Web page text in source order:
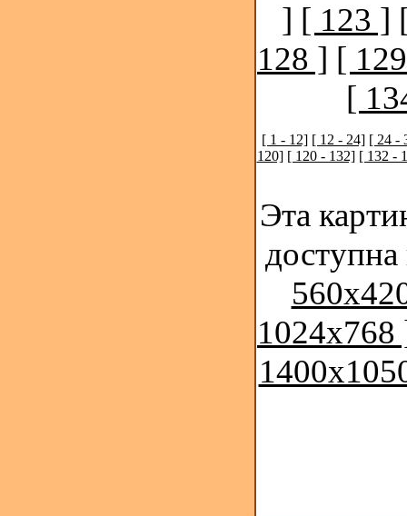
] [ 123 ]
128 ] [
[
[ 1 - 12] [ 12 - 24] [ 24 -
120] [ 120 - 132] [ 132 -
Эта
1024x768